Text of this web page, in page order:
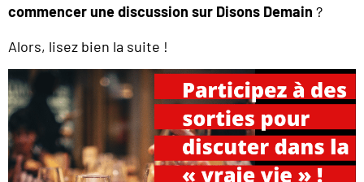
commencer une discussion sur Disons Demain ?
Alors, lisez bien la suite !